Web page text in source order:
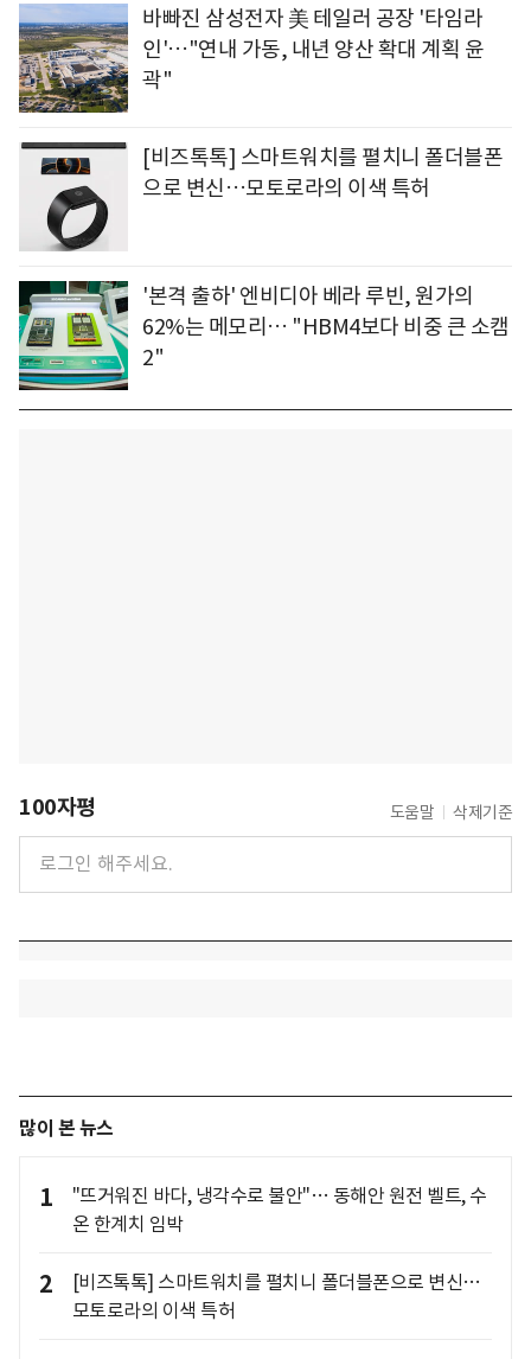
바빠진 삼성전자 美 테일러 공장 '타임라
인'…"연내 가동, 내년 양산 확대 계획 윤
곽"
[비즈톡톡] 스마트워치를 펼치니 폴더블폰
으로 변신…모토로라의 이색 특허
'본격 출하' 엔비디아 베라 루빈, 원가의
62%는 메모리… "HBM4보다 비중 큰 소캠
2"
100자평 도움말 삭제기준
많이 본 뉴스
1
"뜨거워진 바다, 냉각수로 불안"… 동해안 원전 벨트, 수
온 한계치 임박
2
[비즈톡톡] 스마트워치를 펼치니 폴더블폰으로 변신…
모토로라의 이색 특허